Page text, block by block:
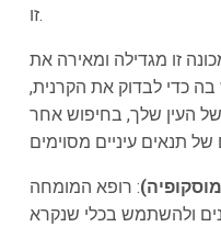
זו.
זו מגדילה ומאירה את
כדי לבדוק את הקרנית,
העין שלך, בחיפוש אחר
: רופא המומחה
ולהשתמש בכלי שנקרא